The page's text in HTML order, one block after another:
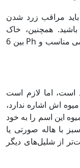
باید مراقب زرد شدن
همچنین، خاک
مناسب برای رشد این گیاه باید دارای زهکشی مناسب و Ph بین 6
اما لازم است
اش اشاره ندارد،
این اسم را به خود
با هاله صورتی یا
از شلیل‌های دیگر